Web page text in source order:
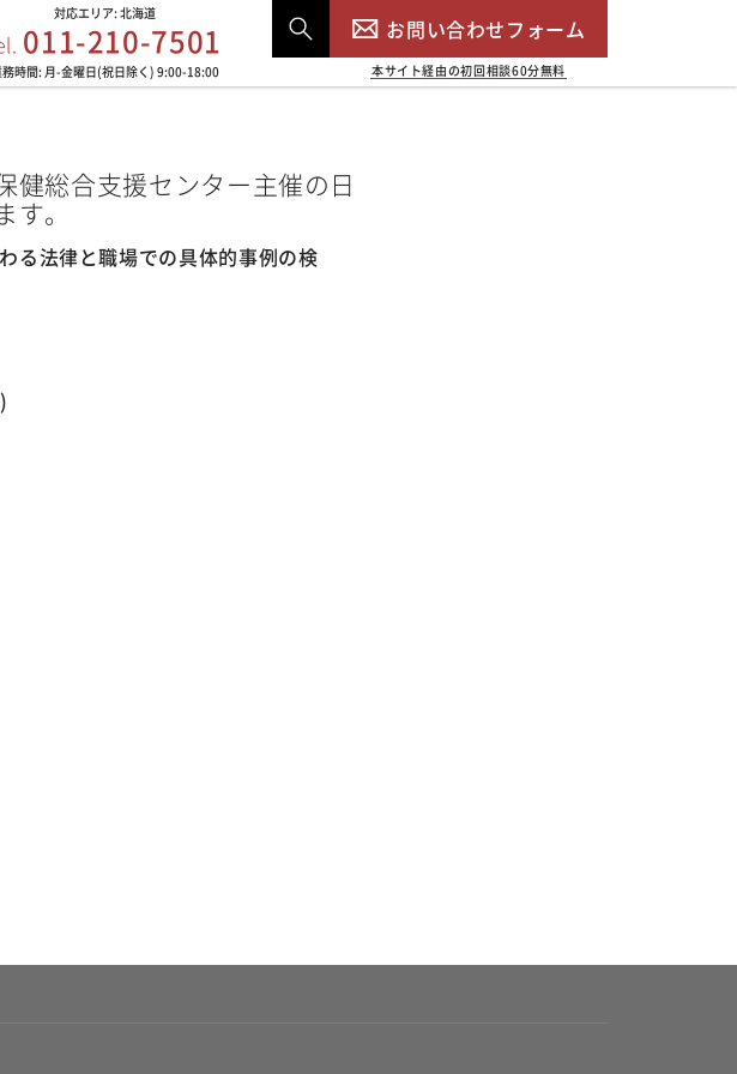
対応エリア: 北海道
011-210-7501
時間: 月-金曜日(祝日除く) 9:00-18:00
お問い合わせフォーム
本サイト経由の初回相談60分無料
健総合支援センター主催の日
。
る法律と職場での具体的事例の検